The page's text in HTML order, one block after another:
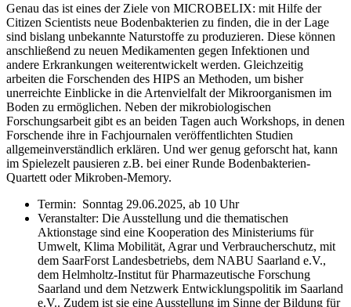
Genau das ist eines der Ziele von MICROBELIX: mit Hilfe der
Citizen Scientists neue Bodenbakterien zu finden, die in der Lage
sind bislang unbekannte Naturstoffe zu produzieren. Diese können
anschließend zu neuen Medikamenten gegen Infektionen und
andere Erkrankungen weiterentwickelt werden. Gleichzeitig
arbeiten die Forschenden des HIPS an Methoden, um bisher
unerreichte Einblicke in die Artenvielfalt der Mikroorganismen im
Boden zu ermöglichen. Neben der mikrobiologischen
Forschungsarbeit gibt es an beiden Tagen auch Workshops, in denen
Forschende ihre in Fachjournalen veröffentlichten Studien
allgemeinverständlich erklären. Und wer genug geforscht hat, kann
im Spielezelt pausieren z.B. bei einer Runde Bodenbakterien-
Quartett oder Mikroben-Memory.
Termin: Sonntag 29.06.2025, ab 10 Uhr
Veranstalter: Die Ausstellung und die thematischen
Aktionstage sind eine Kooperation des Ministeriums für
Umwelt, Klima Mobilität, Agrar und Verbraucherschutz, mit
dem SaarForst Landesbetriebs, dem NABU Saarland e.V.,
dem Helmholtz-Institut für Pharmazeutische Forschung
Saarland und dem Netzwerk Entwicklungspolitik im Saarland
e.V.. Zudem ist sie eine Ausstellung im Sinne der Bildung für